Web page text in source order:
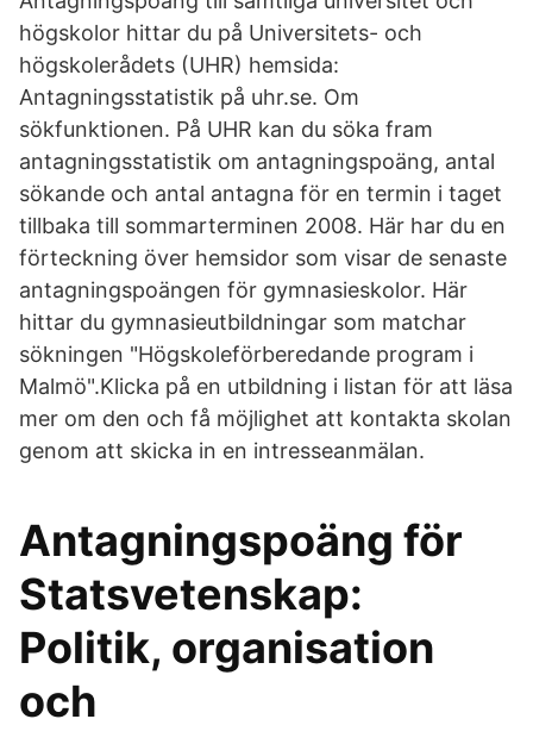
högskolor hittar du på Universitets- och
högskolerådets (UHR) hemsida:
Antagningsstatistik på uhr.se. Om
sökfunktionen. På UHR kan du söka fram
antagningsstatistik om antagningspoäng, antal
sökande och antal antagna för en termin i taget
tillbaka till sommarterminen 2008. Här har du en
förteckning över hemsidor som visar de senaste
antagningspoängen för gymnasieskolor. Här
hittar du gymnasieutbildningar som matchar
sökningen "Högskoleförberedande program i
Malmö".Klicka på en utbildning i listan för att läsa
mer om den och få möjlighet att kontakta skolan
genom att skicka in en intresseanmälan.
Antagningspoäng för
Statsvetenskap:
Politik, organisation
och